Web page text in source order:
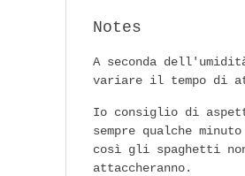
Notes
A seconda
variare il tempo di
Io consiglio di
sempre qualche
così gli spaghetti
attaccheranno.